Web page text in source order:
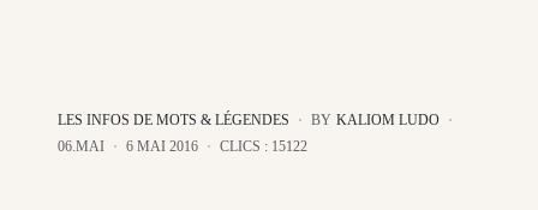
LES INFOS DE MOTS & LÉGENDES BY KALIOM LUDO
06.MAI
6 MAI 2016 CLICS : 15122